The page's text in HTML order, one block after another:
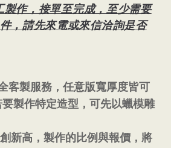
製作，接單至完成，至少需要
，請先來電或來信洽詢是否
客製服務，任意版寬厚度皆可
要製作特定造型，可先以蠟模雕
新高，製作的比例與報價，將